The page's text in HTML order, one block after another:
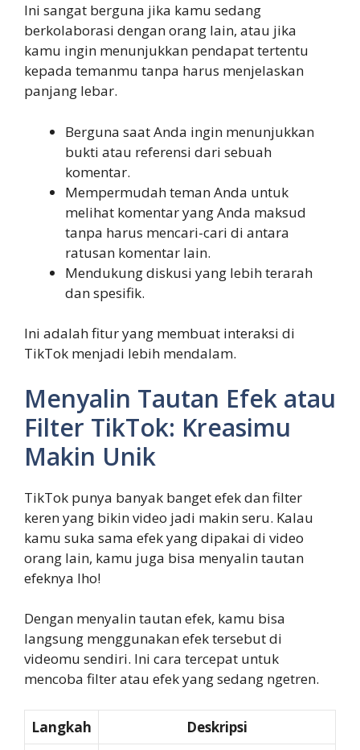
Ini sangat berguna jika kamu sedang
berkolaborasi dengan orang lain, atau jika
kamu ingin menunjukkan pendapat tertentu
kepada temanmu tanpa harus menjelaskan
panjang lebar.
Berguna saat Anda ingin menunjukkan
bukti atau referensi dari sebuah
komentar.
Mempermudah teman Anda untuk
melihat komentar yang Anda maksud
tanpa harus mencari-cari di antara
ratusan komentar lain.
Mendukung diskusi yang lebih terarah
dan spesifik.
Ini adalah fitur yang membuat interaksi di
TikTok menjadi lebih mendalam.
Menyalin Tautan Efek atau
Filter TikTok: Kreasimu
Makin Unik
TikTok punya banyak banget efek dan filter
keren yang bikin video jadi makin seru. Kalau
kamu suka sama efek yang dipakai di video
orang lain, kamu juga bisa menyalin tautan
efeknya lho!
Dengan menyalin tautan efek, kamu bisa
langsung menggunakan efek tersebut di
videomu sendiri. Ini cara tercepat untuk
mencoba filter atau efek yang sedang ngetren.
Langkah Deskripsi